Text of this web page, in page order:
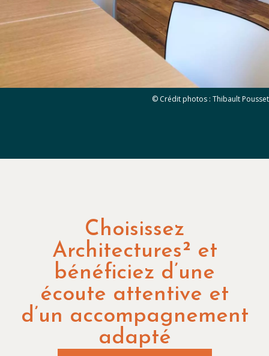
© Crédit photos : Thibault Pousset
Choisissez
Architectures² et
bénéficiez d’une
écoute attentive et
d’un accompagnement
adapté